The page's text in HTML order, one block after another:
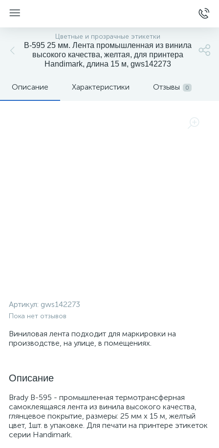
Цветные и прозрачные этикетки
B-595 25 мм. Лента промышленная из винила
высокого качества, желтая, для принтера
Handimark, длина 15 м, gws142273
Описание Характеристики Отзывы 0
Артикул: gws142273
Пока нет отзывов
Виниловая лента подходит для маркировки на
производстве, на улице, в помещениях.
Описание
Brady B-595 - промышленная термотрансферная
самоклеящаяся лента из винила высокого качества,
глянцевое покрытие, размеры: 25 мм х 15 м, желтый
цвет, 1шт. в упаковке. Для печати на принтере этикеток
серии Handimark.